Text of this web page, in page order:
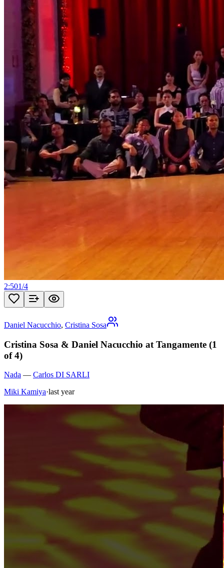
2:501/4
Daniel Nacucchio, Cristina Sosa
Cristina Sosa & Daniel Nacucchio at Tangamente (1
of 4)
Nada — Carlos DI SARLI
Miki Kamiya·last year